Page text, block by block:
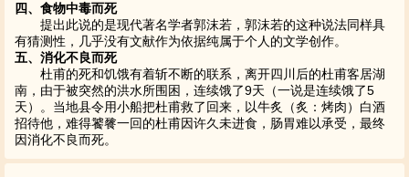
四、食物中毒而死
提出此说的是现代著名学者郭沫若，郭沫若的这种说法同样具
有猜测性，几乎没有文献作为依据纯属于个人的文学创作。
五、消化不良而死
杜甫的死和饥饿有着斩不断的联系，离开四川后的杜甫客居湖
南，由于被突然的洪水所围困，连续饿了9天（一说是连续饿了5
天）。当地县令用小船把杜甫救了回来，以牛炙（炙：烤肉）白酒
招待他，难得饕餮一回的杜甫因许久未进食，肠胃难以承受，最终
因消化不良而死。